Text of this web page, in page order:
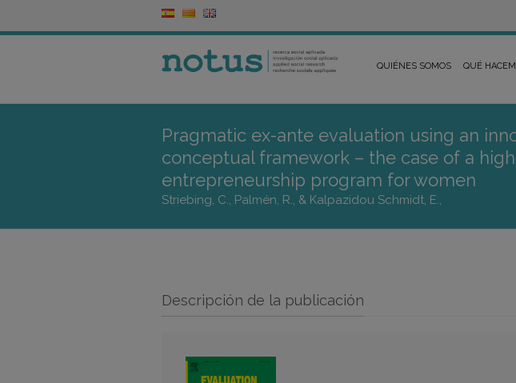
QUIÉNES SOMOS QUÉ
Pragmatic ex-ante evaluation using an
conceptual framework – the case of a
entrepreneurship program for women
Striebing, C., Palmén, R., & Kalpazidou Schmidt, E.,
Descripción de la publicación